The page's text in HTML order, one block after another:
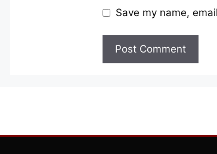
Save my name,